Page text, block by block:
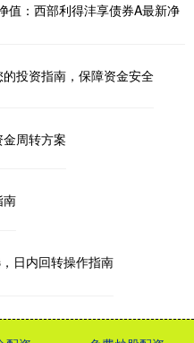
值：西部利得沣享债券A最新净
投资指南，保障资金安全
周转方案
南
日内回转操作指南